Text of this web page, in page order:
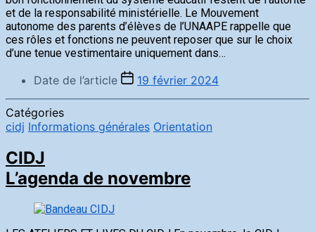
et de la responsabilité ministérielle. Le Mouvement
autonome des parents d’élèves de l’UNAAPE rappelle que
ces rôles et fonctions ne peuvent reposer que sur le choix
d’une tenue vestimentaire uniquement dans…
Date de l’article 19 février 2024
Catégories
cidj Informations générales Orientation
CIDJ
L’agenda de novembre